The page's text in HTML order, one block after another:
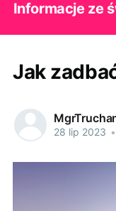
Informacje ze
Jak
28 lip 2023 •